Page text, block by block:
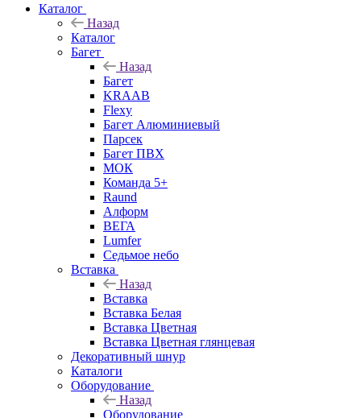
Каталог
Назад
Каталог
Багет
Назад
Багет
KRAAB
Flexy
Багет Алюминиевый
Парсек
Багет ПВХ
МОК
Команда 5+
Raund
Алформ
ВЕГА
Lumfer
Седьмое небо
Вставка
Назад
Вставка
Вставка Белая
Вставка Цветная
Вставка Цветная глянцевая
Декоративный шнур
Каталоги
Оборудование
Назад
Оборудование